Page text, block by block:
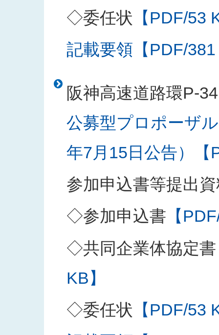
◇委任状 【PDF/53
記載要領【PDF/
阪神高速道路環P-
公募型プロポーザ
年7月15日公告）【
参加申込書等提出
◇参加申込書 【
◇共同企業体協定書
KB】
◇委任状 【PDF/53